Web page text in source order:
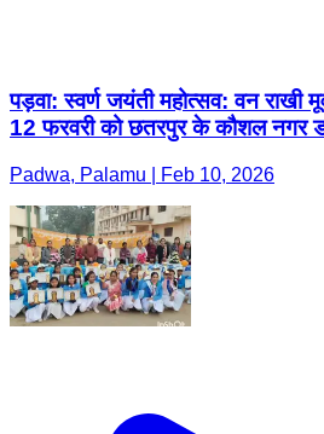
पड़वा: स्वर्ण जयंती महोत्सव: वन राखी
12 फरवरी को छतरपुर के कौशल नगर
Padwa, Palamu | Feb 10, 2026